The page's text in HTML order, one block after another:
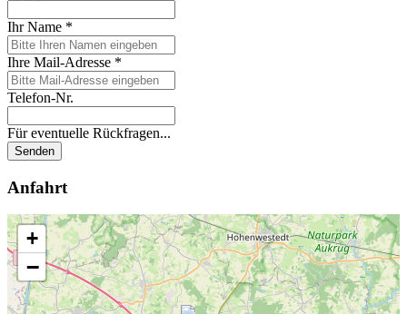
Ihr Name *
Ihre Mail-Adresse *
Telefon-Nr.
Für eventuelle Rückfragen...
Senden
Anfahrt
+
−